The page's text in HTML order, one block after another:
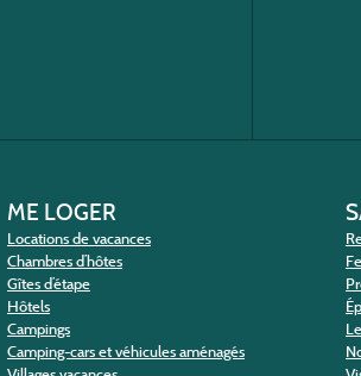
ME LOGER
Locations de vacances
Chambres d’hôtes
Gîtes d’étape
Hôtels
Campings
Camping-cars et véhicules aménagés